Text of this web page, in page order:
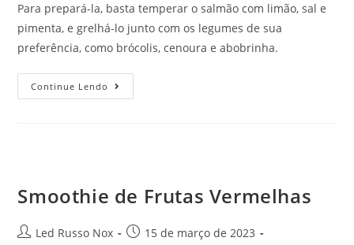
Para prepará-la, basta temperar o salmão com limão, sal e
pimenta, e grelhá-lo junto com os legumes de sua
preferência, como brócolis, cenoura e abobrinha.
Continue Lendo
Smoothie de Frutas Vermelhas
Led Russo Nox
15 de março de 2023